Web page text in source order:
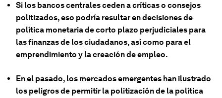
Si los bancos centrales ceden a críticas o consejos
politizados, eso podría resultar en decisiones de
política monetaria de corto plazo perjudiciales para
las finanzas de los ciudadanos, así como para el
emprendimiento y la creación de empleo.
En el pasado, los mercados emergentes han ilustrado
los peligros de permitir la politización de la política